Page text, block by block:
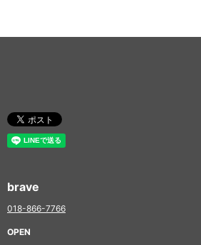
brave
018-866-7766
OPEN